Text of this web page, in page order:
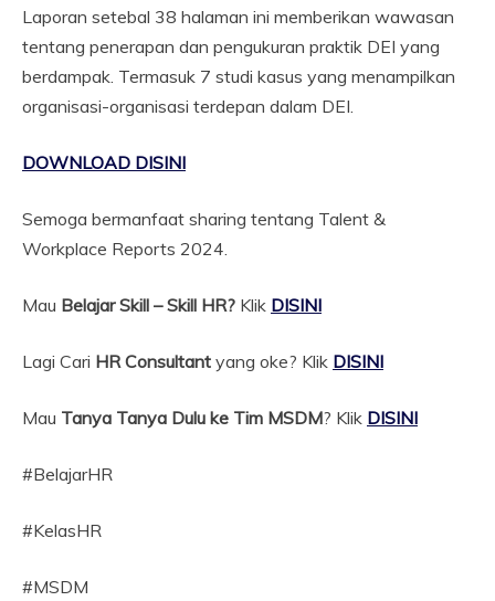
Laporan setebal 38 halaman ini memberikan wawasan
tentang penerapan dan pengukuran praktik DEI yang
berdampak. Termasuk 7 studi kasus yang menampilkan
organisasi-organisasi terdepan dalam DEI.
DOWNLOAD DISINI
Semoga bermanfaat sharing tentang Talent &
Workplace Reports 2024.
Mau Belajar Skill – Skill HR? Klik DISINI
Lagi Cari HR Consultant yang oke? Klik DISINI
Mau Tanya Tanya Dulu ke Tim MSDM? Klik DISINI
#BelajarHR
#KelasHR
#MSDM